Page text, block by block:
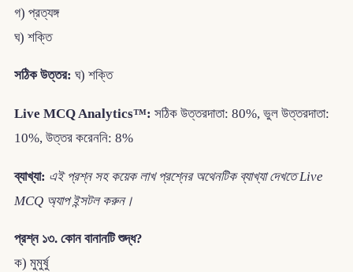
গ) প্রত্যঙ্গ
ঘ) শক্তি
সঠিক উত্তর: ঘ) শক্তি
Live MCQ Analytics™: সঠিক উত্তরদাতা: 80%, ভুল উত্তরদাতা:
10%, উত্তর করেননি: 8%
ব্যাখ্যা: এই প্রশ্ন সহ কয়েক লাখ প্রশ্নের অথেনটিক ব্যাখ্যা দেখতে Live
MCQ অ্যাপ ইন্সটল করুন।
প্রশ্ন ১৩. কোন বানানটি শুদ্ধ?
ক) মুমুর্ষু